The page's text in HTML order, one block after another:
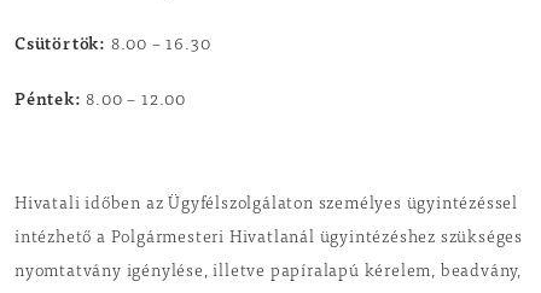
Csütörtök: 8.00 – 16.30
Péntek: 8.00 – 12.00
Hivatali időben az Ügyfélszolgálaton személyes ügyintézéssel
intézhető a Polgármesteri Hivatlanál ügyintézéshez szükséges
nyomtatvány igénylése, illetve papíralapú kérelem, beadvány,